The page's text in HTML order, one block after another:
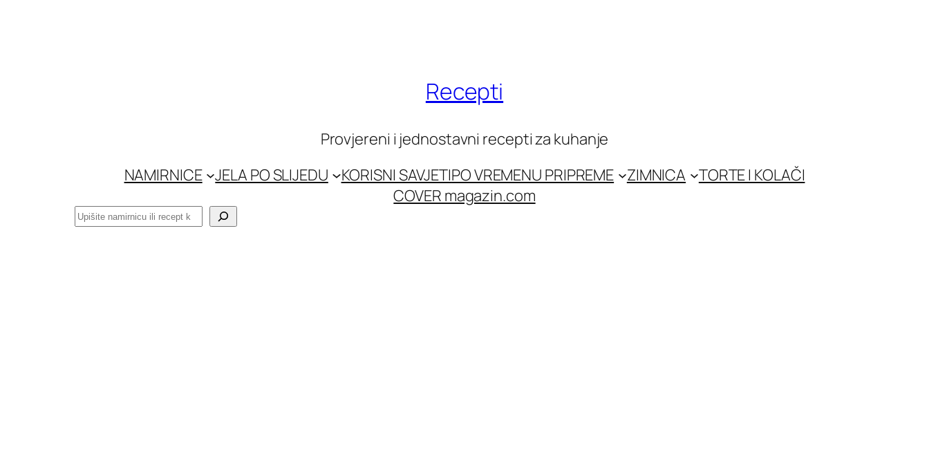
Recepti
Provjereni i jednostavni recepti za kuhanje
NAMIRNICE
JELA PO SLIJEDU KORISNI SAVJETIPO VREMENU PRIPREME ZIMNICA
TORTE I KOLAČI
COVER magazin.com
Pretraga